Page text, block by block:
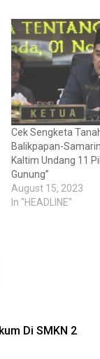
Cek Sengketa
Balikpapan-
Kaltim Undang 11
Gunung”
August 15, 2023
In "HEADLINE"
Di SMKN 2